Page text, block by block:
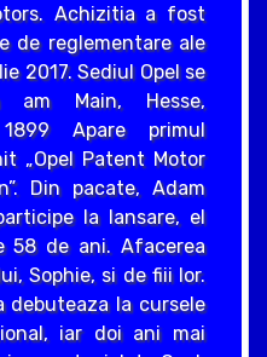
Achizitia a fost
de reglementare ale
2017. Sediul Opel se
am Main, Hesse,
Apare primul
„Opel Patent Motor
Din pacate, Adam
la lansare, el
58 de ani. Afacerea
Sophie, si de fiii lor.
debuteaza la cursele
iar doi ani mai